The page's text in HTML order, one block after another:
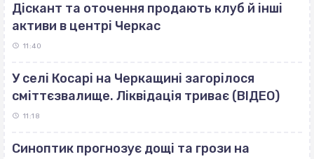
Діскант та оточення продають клуб й інші
активи в центрі Черкас
11:40
У селі Косарі на Черкащині загорілося
сміттєзвалище. Ліквідація триває (ВІДЕО)
11:18
Синоптик прогнозує дощі та грози на